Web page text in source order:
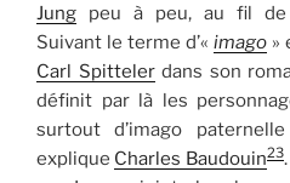
Jung peu à peu, au fil de
Suivant le terme d’« imago »
Carl Spittelerdans son
définit par là les
surtout d’imago
explique Charles Baudouin23